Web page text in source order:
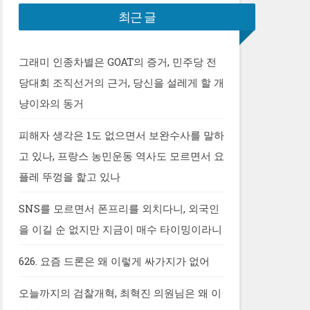
최근 글
그래미 인종차별은 GOAT의 증거, 민주당 전
당대회 조직선거의 근거, 당신을 설레게 할 개
냥이와의 동거
피해자 생각은 1도 없으면서 보완수사를 말하
고 있나, 프랑스 농민운동 역사도 모르면서 요
플레 뚜껑을 핥고 있나
SNS를 모르면서 폰프리를 외치다니, 외국인
을 이길 순 없지만 지금이 매수 타이밍이라니
626. 요즘 드론은 왜 이렇게 싸가지가 없어
오늘까지의 검찰개혁, 최혁진 의원님은 왜 이